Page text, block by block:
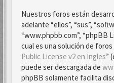
Nuestros foros están
adelante “ellos”, “sus”,
“www.phpbb.com”, “phpBB
cual es una solución de foros
Public License v2 en Ingles”
puede ser descargada de
phpBB solamente facilita